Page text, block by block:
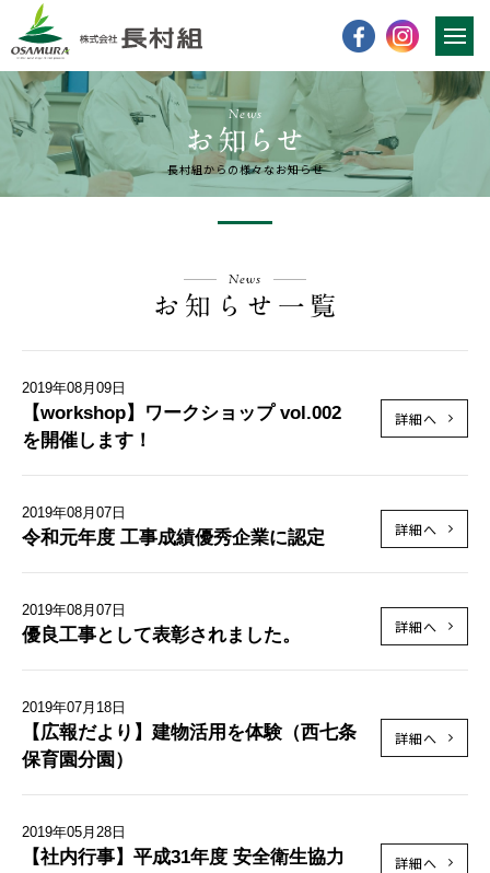
News
長村組からの様々なお知らせ
News
2019年08月09日
【workshop】ワークショップ vol.002
を開催します！
詳細へ
2019年08月07日
令和元年度 工事成績優秀企業に認定 詳細へ
2019年08月07日
優良工事として表彰されました。 詳細へ
2019年07月18日
【広報だより】建物活用を体験（西七条
保育園分園）
詳細へ
2019年05月28日
【社内行事】平成31年度 安全衛生協力
詳細へ